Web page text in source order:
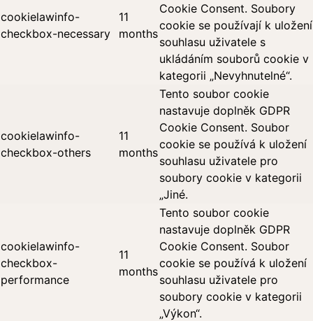
cookielawinfo-
checkbox-necessary
11
months
Cookie Consent. Soubory
cookie se používají k uložení
souhlasu uživatele s
ukládáním souborů cookie v
kategorii „Nevyhnutelné“.
cookielawinfo-
checkbox-others
11
months
Tento soubor cookie
nastavuje doplněk GDPR
Cookie Consent. Soubor
cookie se používá k uložení
souhlasu uživatele pro
soubory cookie v kategorii
„Jiné.
cookielawinfo-
checkbox-
performance
11
months
Tento soubor cookie
nastavuje doplněk GDPR
Cookie Consent. Soubor
cookie se používá k uložení
souhlasu uživatele pro
soubory cookie v kategorii
„Výkon“.